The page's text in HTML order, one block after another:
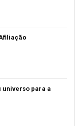
universo para a